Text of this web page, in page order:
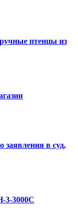
птенцы из
заявления в суд,
3-3000С